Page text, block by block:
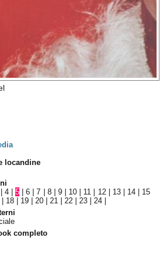
locandine
4|5 |6 |7 8| 9| 10 11 12| 13| 14
15
18 19 |20 |21 |22 |23 |24
completo